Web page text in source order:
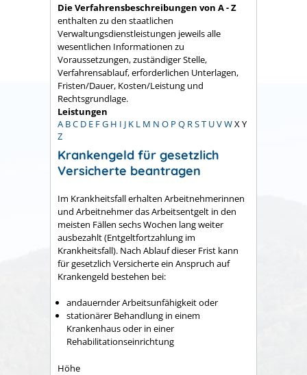
Die Verfahrensbeschreibungen von A - Z
enthalten zu den staatlichen
Verwaltungsdienstleistungen jeweils alle
wesentlichen Informationen zu
Voraussetzungen, zuständiger Stelle,
Verfahrensablauf, erforderlichen Unterlagen,
Fristen/Dauer, Kosten/Leistung und
Rechtsgrundlage.
Leistungen
A BC D E FG H I J K L M N O P Q RST UVWX Y
Z
Krankengeld für gesetzlich
Versicherte beantragen
Im Krankheitsfall erhalten Arbeitnehmerinnen
und Arbeitnehmer das Arbeitsentgelt in den
meisten Fällen sechs Wochen lang weiter
ausbezahlt (Entgeltfortzahlung im
Krankheitsfall). Nach Ablauf dieser Frist kann
für gesetzlich Versicherte ein Anspruch auf
Krankengeld bestehen bei:
andauernder Arbeitsunfähigkeit oder
stationärer Behandlung in einem
Krankenhaus oder in einer
Rehabilitationseinrichtung
Höhe